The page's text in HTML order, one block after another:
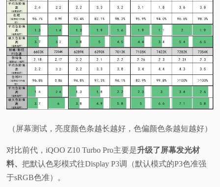
（屏幕测试，亮度颜色条越长越好，色偏颜色条越短越好）
对比前代，iQOO Z10 Turbo Pro主要是升级了屏幕发光材
料、把默认色彩模式往Display P3调（默认模式的P3色准强
于sRGB色准）。